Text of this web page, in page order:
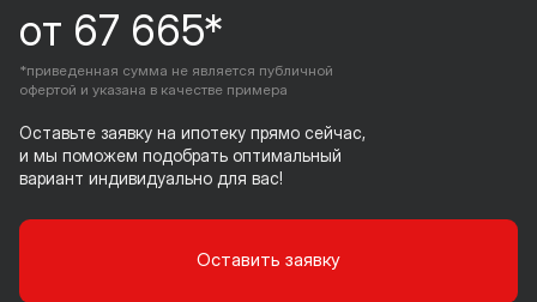
от 67 665*
*приведенная сумма не является публичной
офертой и указана в качестве примера
Оставьте заявку на ипотеку прямо сейчас,
и мы поможем подобрать оптимальный
вариант индивидуально для вас!
Оставить заявку